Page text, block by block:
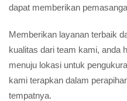
dapat memberikan
Memberikan layanan terbaik
kualitas dari team kami, anda
menuju lokasi untuk
kami terapkan dalam
tempatnya.